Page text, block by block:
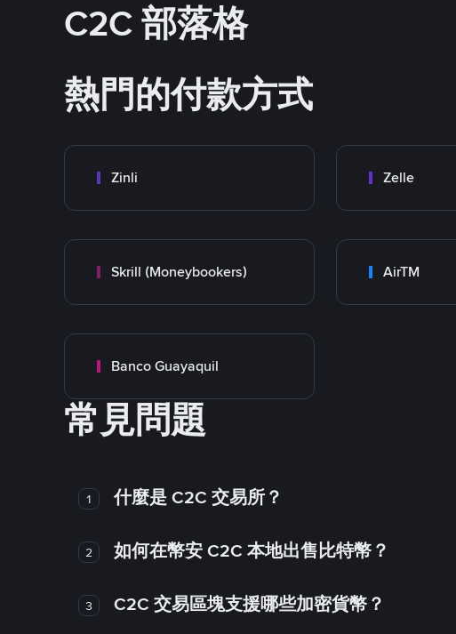
C2C 部落格
熱門的付款方式
Zinli Zelle
Skrill (Moneybookers) AirTM
Banco Guayaquil
常見問題
1 什麼是 C2C 交易所？
2 如何在幣安 C2C 本地出售比特幣？
3 C2C 交易區塊支援哪些加密貨幣？